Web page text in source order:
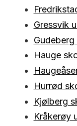
Gressvik
Hauge
Hurrød
Kjølberg
Kråkerøy